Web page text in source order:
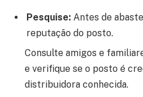
Pesquise: Antes de
reputação do posto.
Consulte amigos e
e verifique se o posto é
distribuidora conhecida.